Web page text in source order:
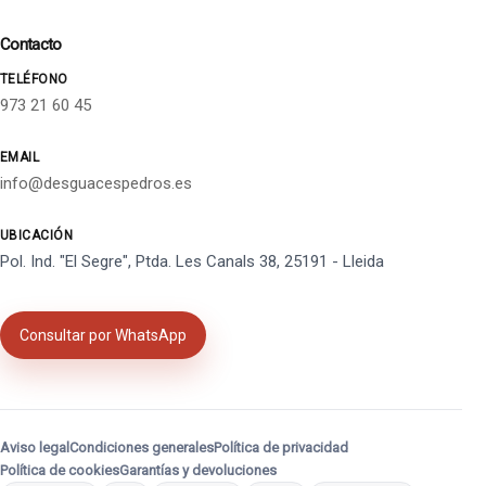
Contacto
TELÉFONO
973 21 60 45
EMAIL
info@desguacespedros.es
UBICACIÓN
Pol. Ind. "El Segre", Ptda. Les Canals 38, 25191 - Lleida
Consultar por WhatsApp
Aviso legal Condiciones generalesPolítica de privacidad
Política de cookiesGarantías y devoluciones